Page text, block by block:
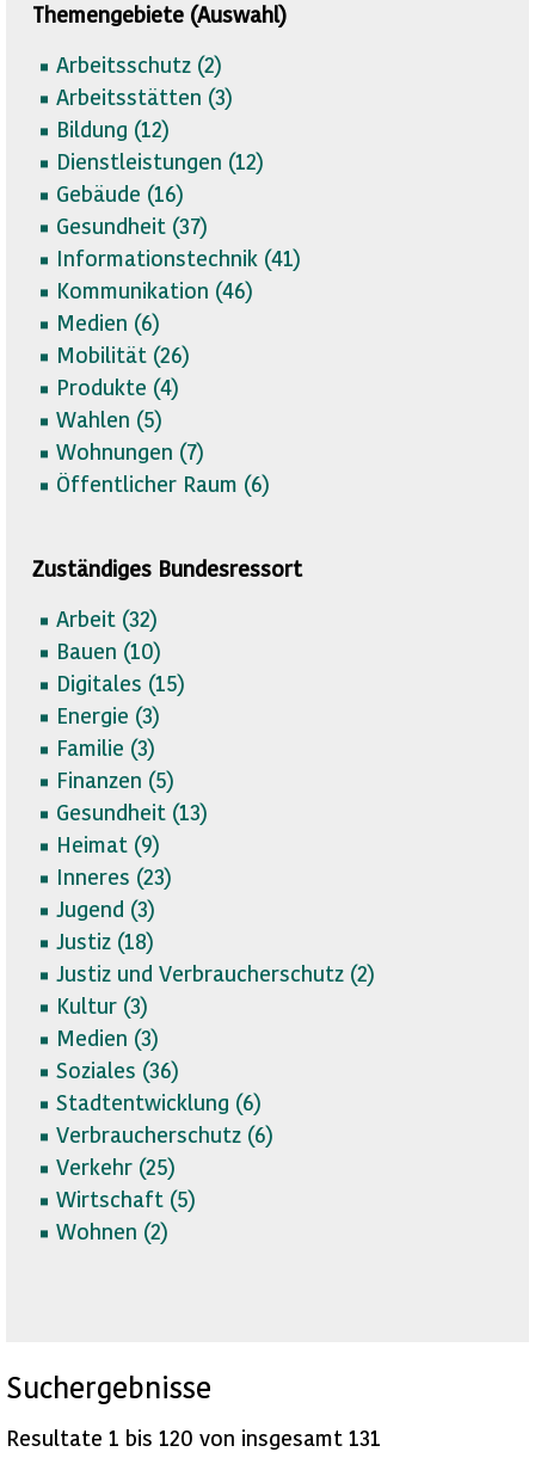
Themengebiete (Auswahl)
Arbeitsschutz (2)
Arbeitsstätten (3)
Bildung (12)
Dienstleistungen (12)
Gebäude (16)
Gesundheit (37)
Informationstechnik (41)
Kommunikation (46)
Medien (6)
Mobilität (26)
Produkte (4)
Wahlen (5)
Wohnungen (7)
Öffentlicher Raum (6)
Zuständiges Bundesressort
Arbeit (32)
Bauen (10)
Digitales (15)
Energie (3)
Familie (3)
Finanzen (5)
Gesundheit (13)
Heimat (9)
Inneres (23)
Jugend (3)
Justiz (18)
Justiz und Verbraucherschutz (2)
Kultur (3)
Medien (3)
Soziales (36)
Stadtentwicklung (6)
Verbraucherschutz (6)
Verkehr (25)
Wirtschaft (5)
Wohnen (2)
Suchergebnisse
Resultate 1 bis 120 von insgesamt 131